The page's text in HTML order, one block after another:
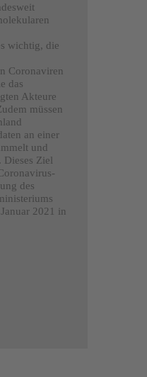
wichtig, die
Coronaviren
das
Akteure
müssen
an einer
und
Dieses Ziel
des
2021 in